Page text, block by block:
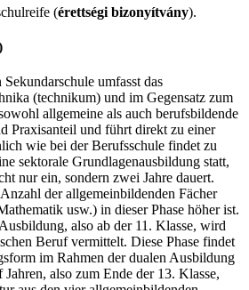
(érettségi bizonyítvány).
umfasst das
(technikum) und im Gegensatz zum
allgemeine als auch berufsbildende
Praxisanteil und führt direkt zu einer
wie bei der Berufsschule findet zu
sektorale Grundlagenausbildung statt,
nur ein, sondern zwei Jahre dauert.
der allgemeinbildenden Fächer
usw.) in dieser Phase höher ist.
also ab der 11. Klasse, wird
Beruf vermittelt. Diese Phase findet
im Rahmen der dualen Ausbildung
also zum Ende der 13. Klasse,